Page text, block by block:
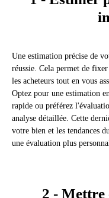
Une estimation précise de
réussie. Cela permet de
les acheteurs tout en vous
Optez pour une estimation
rapide ou préférez
analyse détaillée. Cette
votre bien et les tendances
une évaluation plus
2 - Mettre